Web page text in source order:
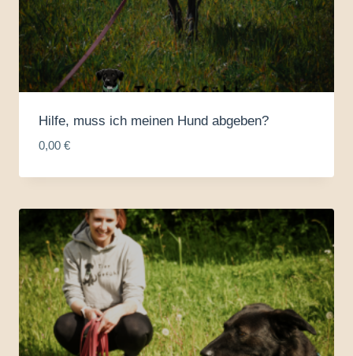
Hilfe, muss ich meinen Hund abgeben?
0,00 €